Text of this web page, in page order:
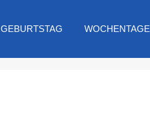
GEBURTSTAG WOCHENTAGE